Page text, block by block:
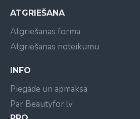
ATGRIEŠANA
Atgriešanas forma
Atgriešanas noteikumu
INFO
Piegāde un apmaksa
Par Beautyfor.lv